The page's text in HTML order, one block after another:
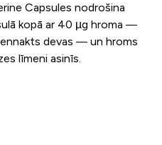
Capsules nodrošina
kopā ar 40 µg hroma —
devas — un hroms
līmeni asinīs.